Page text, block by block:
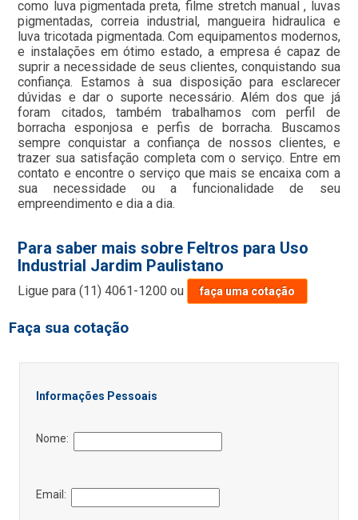
como luva pigmentada preta, filme stretch manual , luvas
pigmentadas, correia industrial, mangueira hidraulica e
luva tricotada pigmentada. Com equipamentos modernos,
e instalações em ótimo estado, a empresa é capaz de
suprir a necessidade de seus clientes, conquistando sua
confiança. Estamos à sua disposição para esclarecer
dúvidas e dar o suporte necessário. Além dos que já
foram citados, também trabalhamos com perfil de
borracha esponjosa e perfis de borracha. Buscamos
sempre conquistar a confiança de nossos clientes, e
trazer sua satisfação completa com o serviço. Entre em
contato e encontre o serviço que mais se encaixa com a
sua necessidade ou a funcionalidade de seu
empreendimento e dia a dia.
Para saber mais sobre Feltros para Uso
Industrial Jardim Paulistano
Ligue para(11) 4061-1200 ou faça uma cotação
Faça sua cotação
Informações Pessoais
Nome:
Email: